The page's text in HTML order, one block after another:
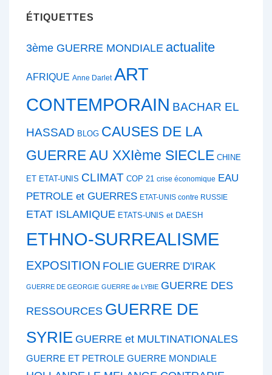
ÉTIQUETTES
3ème GUERRE MONDIALE actualite
AFRIQUE Anne Darlet ART
CONTEMPORAIN BACHAR EL
HASSAD BLOG CAUSES DE LA
GUERRE AU XXIème SIECLE CHINE
ET ETAT-UNIS CLIMAT COP 21 crise économique EAU
PETROLE et GUERRES ETAT-UNIS contre RUSSIE
ETAT ISLAMIQUE ETATS-UNIS et DAESH
ETHNO-SURREALISME
EXPOSITION FOLIE GUERRE D'IRAK
GUERRE DE GEORGIE GUERRE de LYBIE GUERRE DES
RESSOURCES GUERRE DE
SYRIE GUERRE et MULTINATIONALES
GUERRE ET PETROLE GUERRE MONDIALE